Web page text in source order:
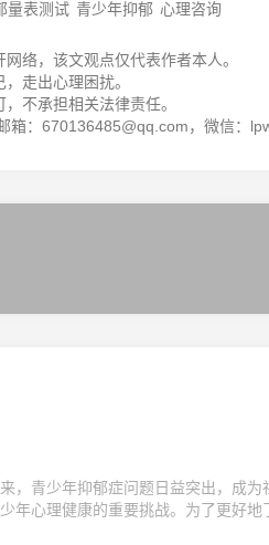
量表测试 青少年抑郁 心理咨询
络，该文观点仅代表作者本人。
走出心理困扰。
不承担相关法律责任。
：670136485@qq.com，微信：
，青少年抑郁症问题日益突出，成
年心理健康的重要挑战。为了更好